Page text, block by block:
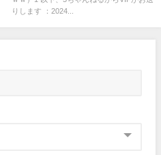
りします ：2024...